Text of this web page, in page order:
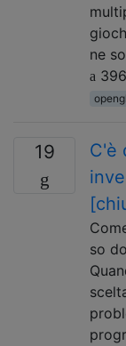
ne
396
opengl
19
C'è
so